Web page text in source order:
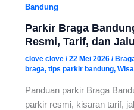
Bandung
Parkir Braga
Resmi, Tarif, dan
clove clove /22 Mei 2026 /
braga, tips parkir bandung,
Panduan parkir Braga
parkir resmi, kisaran tarif,